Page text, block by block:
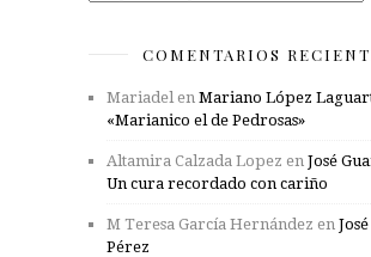
COMENTARIOS
Mariadel en Mariano López
«Marianico el de Pedrosas»
Altamira Calzada Lopez en José
Un cura recordado con cariño
M Teresa García Hernández en
Pérez